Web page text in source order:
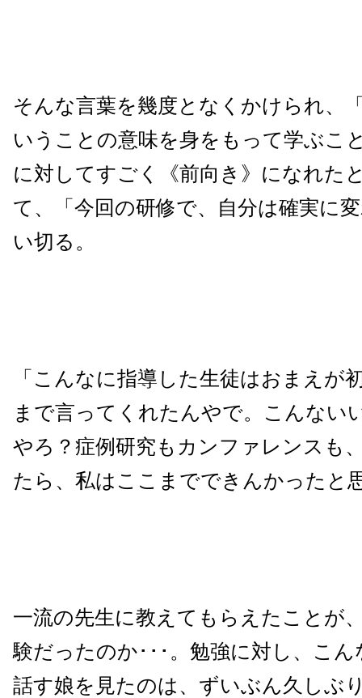
そんな言葉を幾度となくかけられ、
いうことの意味を身をもって学ぶこ
に対してすごく《前向き》になれた
て、「今回の研修で、自分は確実に
い切る。
「こんなに指導した生徒はおまえが
まで言ってくれたんやで。こんない
やろ？症例研究もカンファレンスも
たら、私はここまでできんかったと
一流の先生に教えてもらえたことが
験だったのか･･･。勉強に対し、こ
話す娘を見たのは、ずいぶん久しぶ